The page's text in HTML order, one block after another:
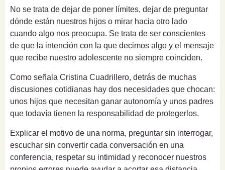
No se trata de dejar de poner límites, dejar de preguntar
dónde están nuestros hijos o mirar hacia otro lado
cuando algo nos preocupa. Se trata de ser conscientes
de que la intención con la que decimos algo y el mensaje
que recibe nuestro adolescente no siempre coinciden.
Como señala Cristina Cuadrillero, detrás de muchas
discusiones cotidianas hay dos necesidades que chocan:
unos hijos que necesitan ganar autonomía y unos padres
que todavía tienen la responsabilidad de protegerlos.
Explicar el motivo de una norma, preguntar sin interrogar,
escuchar sin convertir cada conversación en una
conferencia, respetar su intimidad y reconocer nuestros